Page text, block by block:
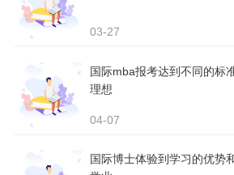
03-27
国际mba报考达到不同的标
理想
04-07
国际博士体验到学习的优势